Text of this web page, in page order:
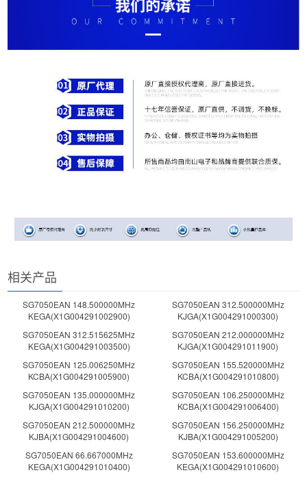
相关产品
SG7050EAN 148.500000MHz
KEGA(X1G004291002900)
SG7050EAN 312.500000MHz
KJGA(X1G004291000300)
SG7050EAN 312.515625MHz
KEGA(X1G004291003500)
SG7050EAN 212.000000MHz
KJGA(X1G004291011900)
SG7050EAN 125.006250MHz
KCBA(X1G004291005900)
SG7050EAN 155.520000MHz
KCBA(X1G004291010800)
SG7050EAN 135.000000MHz
KJGA(X1G004291010200)
SG7050EAN 106.250000MHz
KCBA(X1G004291006400)
SG7050EAN 212.500000MHz
KJBA(X1G004291004600)
SG7050EAN 156.250000MHz
KJBA(X1G004291005200)
SG7050EAN 66.667000MHz
KEGA(X1G004291010400)
SG7050EAN 153.600000MHz
KEGA(X1G004291010600)